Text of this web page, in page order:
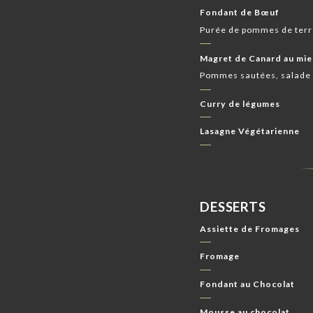
Fondant de Bœuf
Purée de pommes de
Magret de Canard au
Pommes sautées, salade
Curry de légumes
Lasagne Végétarienne
DESSERTS
Assiette de Fromages
Fromage
Fondant au Chocolat